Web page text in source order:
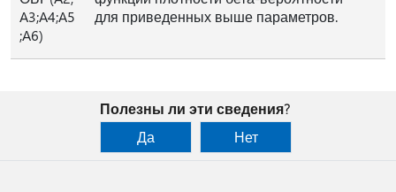
A3;A4;A5
;A6)
для приведенных выше параметров.
Полезны ли эти сведения?
Да
Нет